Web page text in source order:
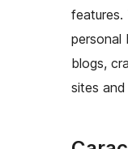
features.
personal
blogs,
sites and